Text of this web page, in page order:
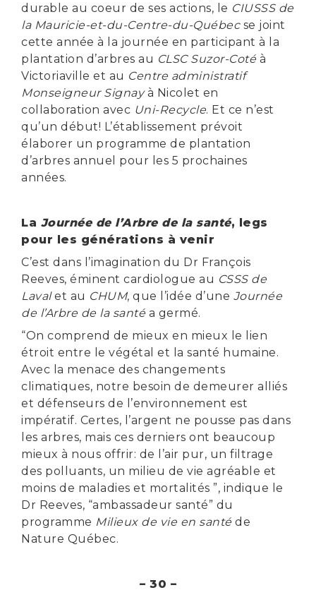
durable au coeur de ses actions, le CIUSSS de
la Mauricie-et-du-Centre-du-Québecse joint
cette année à la journée en participant à la
plantation d’arbres au CLSC Suzor-Coté à
Victoriaville et au Centre administratif
Monseigneur Signayà Nicolet en
collaboration avec Uni-Recycle. Et ce n’est
qu’un début! L’établissement prévoit
élaborer un programme de plantation
d’arbres annuel pour les 5 prochaines
années.
La Journée de l’Arbre de la santé, legs
pour les générations à venir
C’est dans l’imagination du Dr François
Reeves, éminent cardiologue au CSSS de
Lavalet au CHUM, que l’idée d’une Journée
de l’Arbre de la santé a germé.
“On comprend de mieux en mieux le lien
étroit entre le végétal et la santé humaine.
Avec la menace des changements
climatiques, notre besoin de demeurer alliés
et défenseurs de l’environnement est
impératif. Certes, l’argent ne pousse pas dans
les arbres, mais ces derniers ont beaucoup
mieux à nous offrir: de l’air pur, un filtrage
des polluants, un milieu de vie agréable et
moins de maladies et mortalités ”, indique le
Dr Reeves, “ambassadeur santé” du
programme Milieux de vie en santé de
Nature Québec.
– 30 –